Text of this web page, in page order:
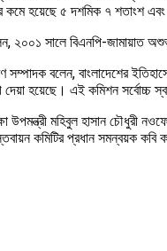
কমে হয়েছে ৫ দশমিক ৭ শতাংশ
২০০১ সালে বিএনপি-জামায়াত
সম্পাদক বলেন, বাংলাদেশের
দেয়া হয়েছে। এই কমিশন সর্বোচ্চ
উপমন্ত্রী মহিবুল হাসান চৌধুরী
কমিটির প্রধান সমন্বয়ক